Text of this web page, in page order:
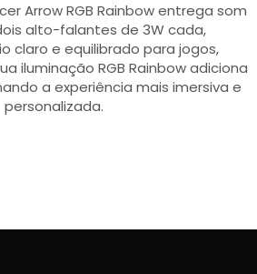
Arrow RGB Rainbow entrega som
alto-falantes de 3W cada,
claro e equilibrado para jogos,
iluminação RGB Rainbow adiciona
a experiência mais imersiva e
personalizada.